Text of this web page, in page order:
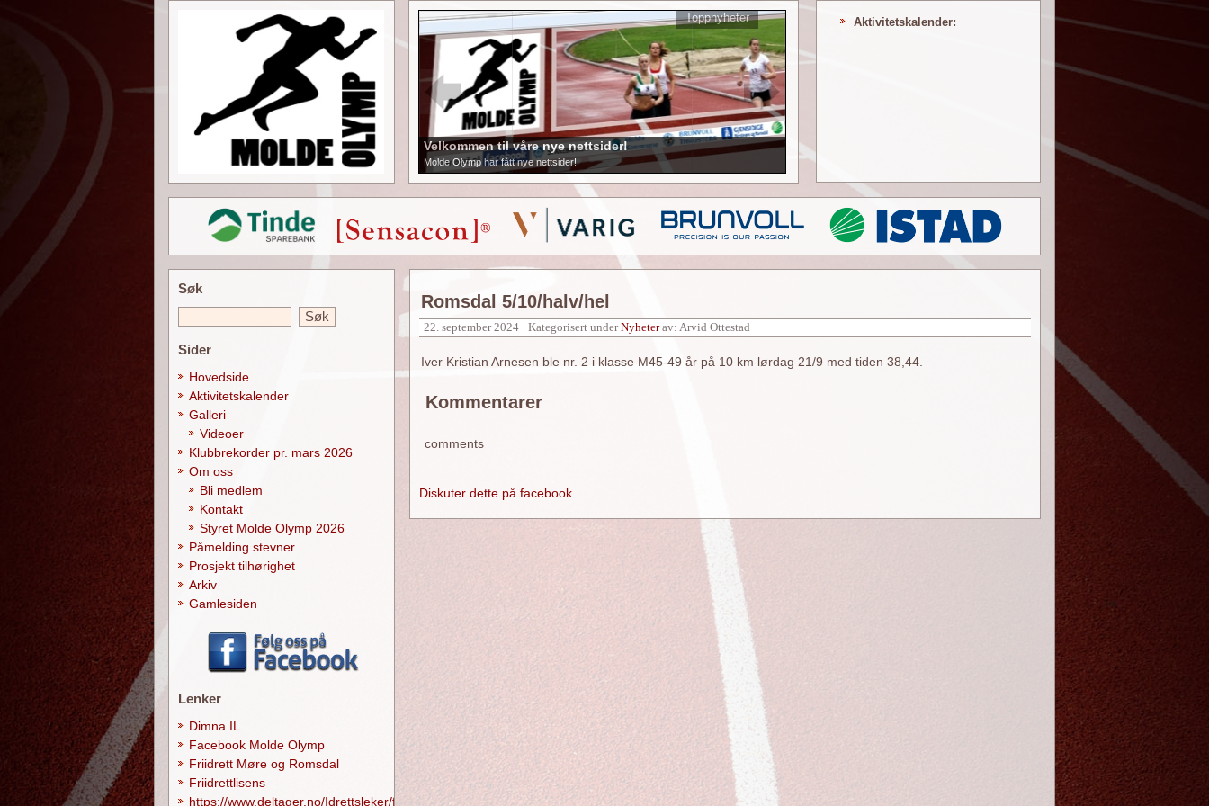
Aktivitetskalender:
Velkommen til våre nye nettsider!
Molde Olymp har fått nye nettsider!
Toppnyheter
Romsdal 5/10/halv/hel
22. september 2024 · Kategorisert underNyheterav: Arvid Ottestad
Iver Kristian Arnesen ble nr. 2 i klasse M45-49 år på 10 km lørdag 21/9 med tiden 38,44.
Kommentarer
comments
Diskuter dette på facebook
Søk
Sider
Hovedside
Aktivitetskalender
Galleri
Videoer
Klubbrekorder pr. mars 2026
Om oss
Bli medlem
Kontakt
Styret Molde Olymp 2026
Påmelding stevner
Prosjekt tilhørighet
Arkiv
Gamlesiden
Lenker
Dimna IL
Facebook Molde Olymp
Friidrett Møre og Romsdal
Friidrettlisens
https://www.deltager.no/Idrettsleker/forside